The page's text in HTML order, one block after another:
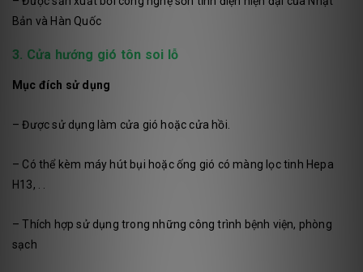
Bản và Hàn Quốc
3. Cửa hướng gió tôn soi lỗ
Mục đích sử dụng
– Được sử dụng làm cửa gió hoặc cửa hồi.
– Có thể kèm máy hút bụi hoặc ống gió có màng lọc tinh Hepa
H13, . .
– Thích hợp sử dụng trong những công trình bệnh viện, phòng
sạch